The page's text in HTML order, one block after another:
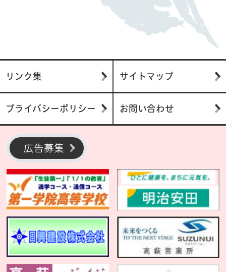
リンク集 サイトマップ
プライバシーポリシー お問い合わせ
広告募集